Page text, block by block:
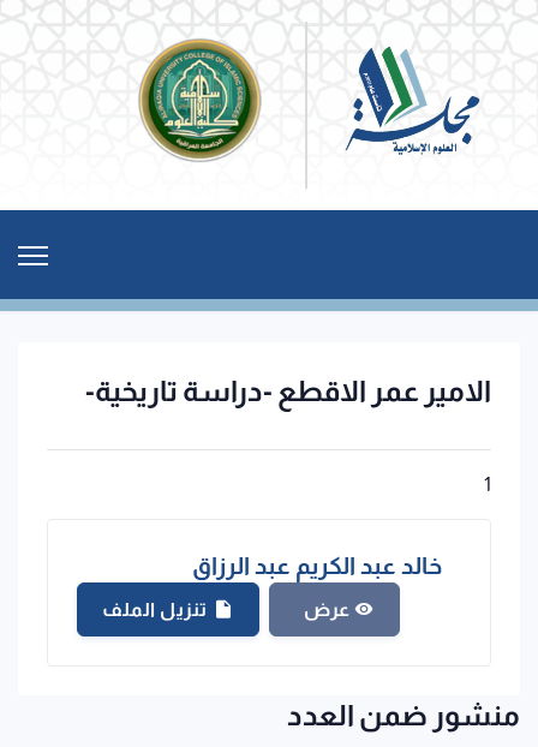
الامير عمر الاقطع -دراسة تاريخية-
1
خالد عبد الكريم عبد الرزاق
عرض تنزيل الملف
منشور ضمن العدد